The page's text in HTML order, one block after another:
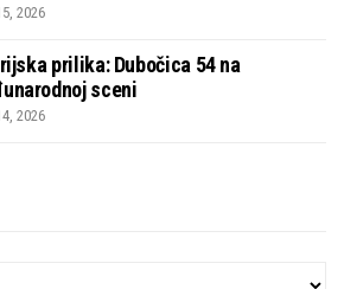
2026
prilika: Dubočica 54 na
sceni
2026